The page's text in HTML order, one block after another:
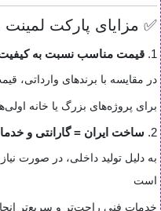
✅ مزایای پارکت
1. قیمت مناسب نسبت به
در مقایسه با برندهای وارداتی،
برای پروژه‌های بزرگ یا خانه‌
2. ساخت ایران = گارانتی و
به دلیل تولید داخلی، در صورت
است
خدمات فنی راحت‌تر و سریع‌تر